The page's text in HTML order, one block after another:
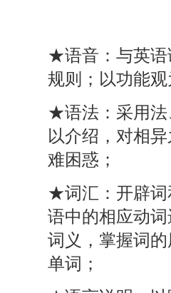
★语音：与英语
规则；以功能
★语法：采用法
以介绍，对相
难困惑；
★词汇：开辟词
语中的相应动
词义，掌握词
单词；